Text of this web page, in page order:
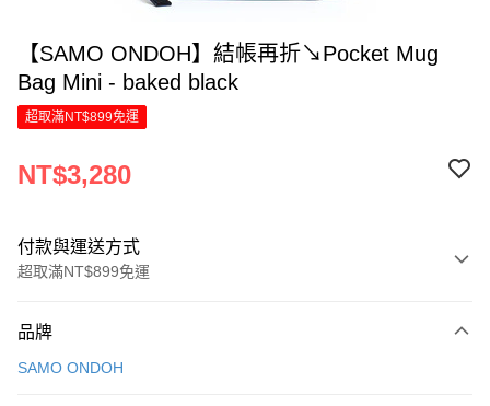
【SAMO ONDOH】結帳再折↘Pocket Mug
Bag Mini - baked black
超取滿NT$899免運
NT$3,280
付款與運送方式
超取滿NT$899免運
信用卡一次付款
品牌
SAMO ONDOH